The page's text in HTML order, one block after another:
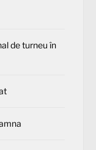
de turneu în